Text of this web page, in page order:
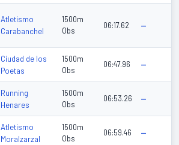
Atletismo
Carabanchel
1500m
Obs
06:17.62 —
Ciudad de los
Poetas
1500m
Obs
06:47.96 —
Running
Henares
1500m
Obs
06:53.26 —
Atletismo
Moralzarzal
1500m
Obs
06:59.46 —